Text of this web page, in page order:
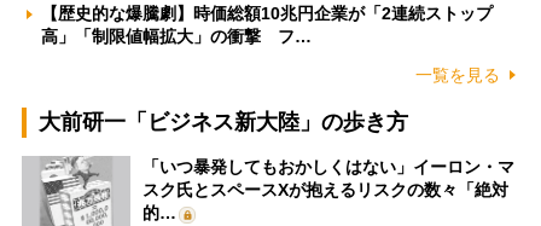
【歴史的な爆騰劇】時価総額10兆円企業が「2連続ストップ
高」「制限値幅拡大」の衝撃 フ…
一覧を見る
大前研一「ビジネス新大陸」の歩き方
「いつ暴発してもおかしくはない」イーロン・マ
スク氏とスペースXが抱えるリスクの数々「絶対
的…